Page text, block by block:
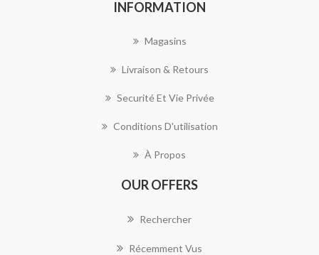
INFORMATION
Magasins
Livraison & Retours
Securité Et Vie Privée
Conditions D'utilisation
À Propos
OUR OFFERS
Rechercher
Récemment Vus